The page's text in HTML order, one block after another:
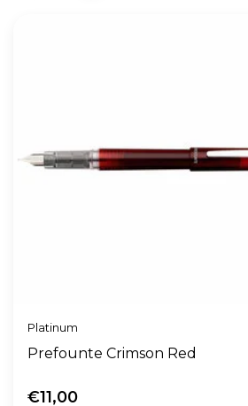
Platinum
Prefounte Crimson Red
€11,00